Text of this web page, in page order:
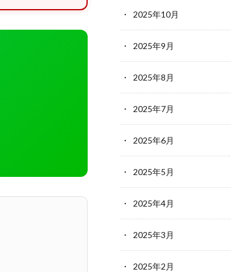
2025年10月
2025年9月
2025年8月
2025年7月
2025年6月
2025年5月
2025年4月
2025年3月
2025年2月